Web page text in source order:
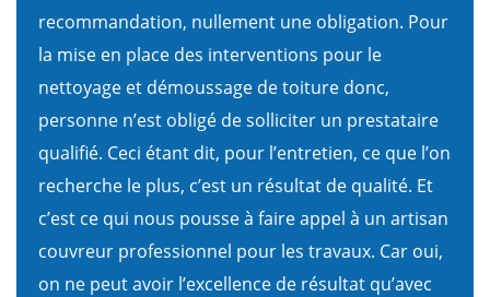
recommandation, nullement une obligation. Pour
la mise en place des interventions pour le
nettoyage et démoussage de toiture donc,
personne n’est obligé de solliciter un prestataire
qualifié. Ceci étant dit, pour l’entretien, ce que l’on
recherche le plus, c’est un résultat de qualité. Et
c’est ce qui nous pousse à faire appel à un artisan
couvreur professionnel pour les travaux. Car oui,
on ne peut avoir l’excellence de résultat qu’avec